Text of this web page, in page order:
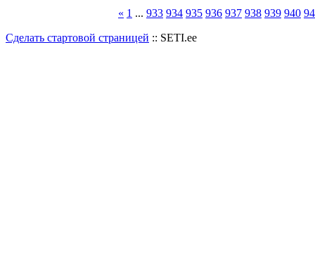
« 1 ... 933 934 935 936 937 938 939 940
Сделать стартовой страницей :: SETI.ee